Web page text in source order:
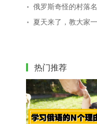
俄罗斯奇怪的村落
夏天来了，教大家
热门推荐